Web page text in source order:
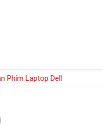
Phím Laptop Dell